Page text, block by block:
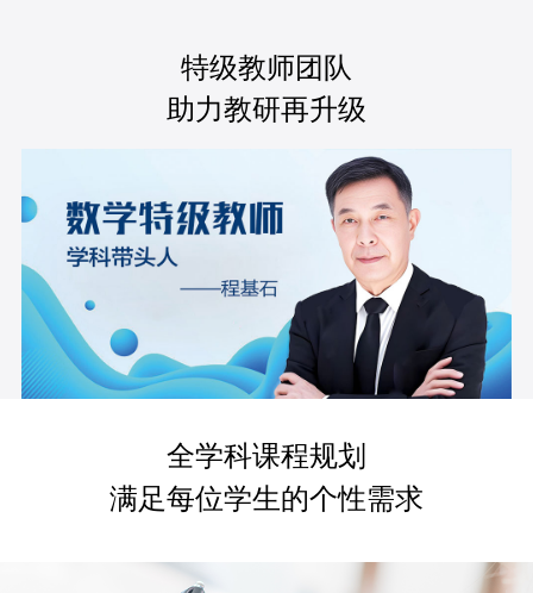
特级教师团队
助力教研再升级
全学科课程规划
满足每位学生的个性需求